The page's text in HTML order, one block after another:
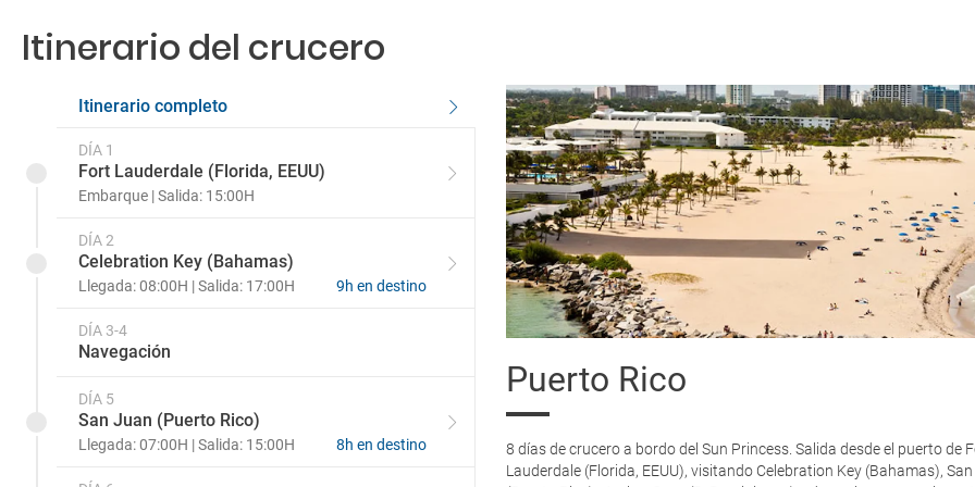
Balcón Deluxe DC
Balcón Deluxe DA
Balcón Premium Deluxe D2
Balcón Premium Deluxe D1
Balcón Sanctuary D0
Cabana Mini Suite CA
Cabana Deck Mini Suite C1
Sanctuary Mini Suite M2
Sanctuary Mini Suite M1
Signature Suite S9
Vista Suite S4
Grand Suite S2
Sky Suite S0
860€
912€
929€
947
2.112
1.317€
1.351€
2.129€
2.181
3.321
8.382€
Itinerario del crucero
Itinerario completo
DÍA 1
Fort Lauderdale (Florida, EEUU)
Embarque | Salida: 15:00H
DÍA 2
Celebration Key (Bahamas)
Llegada: 08:00H | Salida: 17:00H 9h en destino
DÍA 3-4
Navegación
DÍA 5
San Juan (Puerto Rico)
Llegada: 07:00H | Salida: 15:00H 8h en destino
Puerto Rico
8 días de crucero a bordo del Sun Princess. Salida desde el puerto de
Lauderdale (Florida, EEUU), visitando Celebration Key (Bahamas),